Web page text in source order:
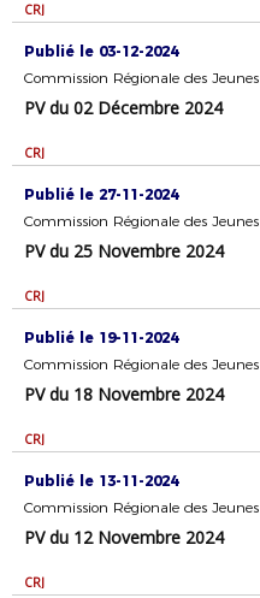
CRJ
Publié le 03-12-2024
Commission Régionale des Jeunes
PV du 02 Décembre 2024
CRJ
Publié le 27-11-2024
Commission Régionale des Jeunes
PV du 25 Novembre 2024
CRJ
Publié le 19-11-2024
Commission Régionale des Jeunes
PV du 18 Novembre 2024
CRJ
Publié le 13-11-2024
Commission Régionale des Jeunes
PV du 12 Novembre 2024
CRJ